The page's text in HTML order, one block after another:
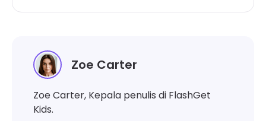
Zoe Carter
Zoe Carter, Kepala penulis di FlashGet
Kids.